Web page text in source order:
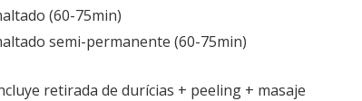
(60-75min)
semi-permanente (60-75min)
retirada de durícias + peeling + masaje